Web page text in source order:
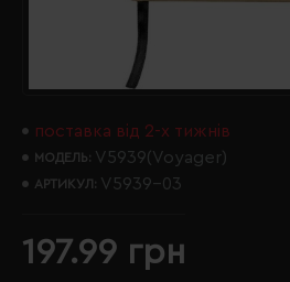
поставка від 2-х тижнів
МОДЕЛЬ: V5939(Voyager)
АРТИКУЛ: V5939-03
197.99 грн